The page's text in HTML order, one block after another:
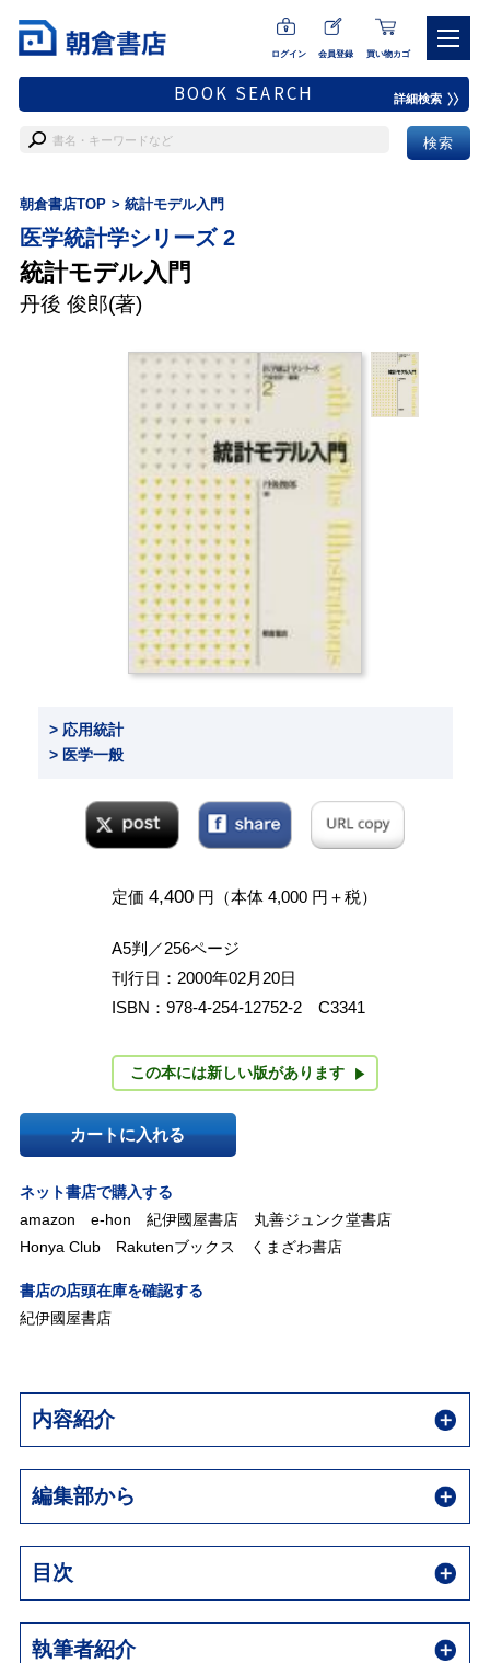
ログイン 会員登録 買い物カゴ
BOOK SEARCH 詳細検索
朝倉書店TOP 統計モデル入門
医学統計学シリーズ 2
統計モデル入門
丹後 俊郎(著)
> 応用統計
> 医学一般
定価 4,400 円（本体 4,000 円＋税）
A5判／256ページ
刊行日：2000年02月20日
ISBN：978-4-254-12752-2 C3341
この本には新しい版があります
カートに入れる
ネット書店で購入する
amazon
e-hon 紀伊國屋書店
丸善ジュンク堂書店
Honya Club
Rakutenブックス くまざわ書店
書店の店頭在庫を確認する
紀伊國屋書店
内容紹介
編集部から
目次
執筆者紹介